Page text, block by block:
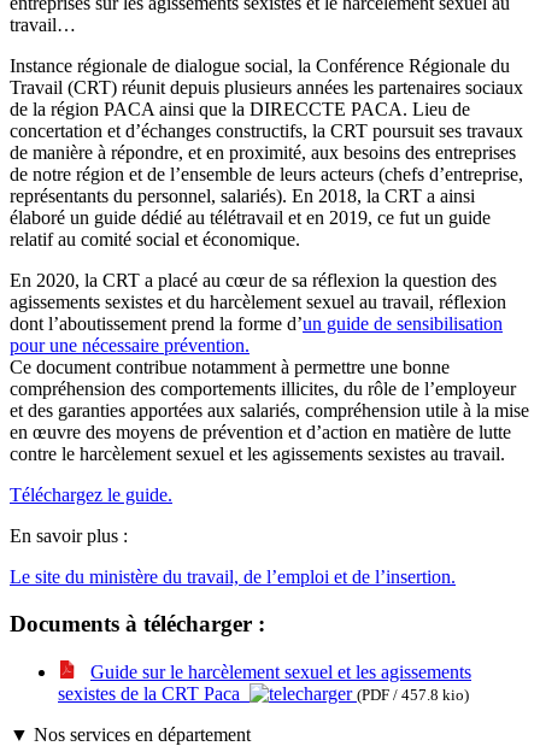
travail…
Instance régionale de dialogue social, la Conférence Régionale du
Travail (CRT) réunit depuis plusieurs années les partenaires sociaux
de la région PACA ainsi que la DIRECCTE PACA. Lieu de
concertation et d’échanges constructifs, la CRT poursuit ses travaux
de manière à répondre, et en proximité, aux besoins des entreprises
de notre région et de l’ensemble de leurs acteurs (chefs d’entreprise,
représentants du personnel, salariés). En 2018, la CRT a ainsi
élaboré un guide dédié au télétravail et en 2019, ce fut un guide
relatif au comité social et économique.
En 2020, la CRT a placé au cœur de sa réflexion la question des
agissements sexistes et du harcèlement sexuel au travail, réflexion
dont l’aboutissement prend la forme d’un guide de sensibilisation
pour une nécessaire prévention.
Ce document contribue notamment à permettre une bonne
compréhension des comportements illicites, du rôle de l’employeur
et des garanties apportées aux salariés, compréhension utile à la mise
en œuvre des moyens de prévention et d’action en matière de lutte
contre le harcèlement sexuel et les agissements sexistes au travail.
Téléchargez le guide.
En savoir plus :
Le site du ministère du travail, de l’emploi et de l’insertion.
Documents à télécharger :
Guide sur le harcèlement sexuel et les agissements
sexistes de la CRT Paca
(PDF / 457.8 kio)
▼ Nos services en département